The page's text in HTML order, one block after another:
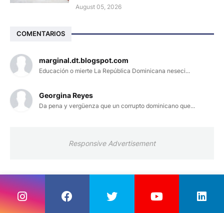
August 05, 2026
COMENTARIOS
marginal.dt.blogspot.com
Educación o mierte La República Dominicana neseci...
Georgina Reyes
Da pena y vergüenza que un corrupto dominicano que...
Responsive Advertisement